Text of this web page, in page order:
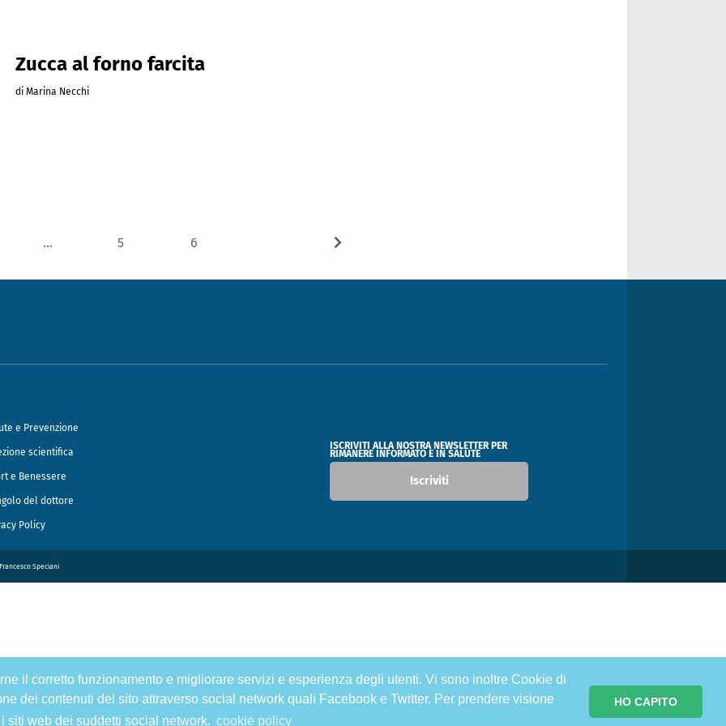
il corretto funzionamento e migliorare servizi e esperienza degli utenti. Vi sono inoltre Cookie di
dei contenuti del sito attraverso social network quali Facebook e Twitter. Per prendere visione
web dei suddetti social network. cookie policy
HO CAPITO
Zucca al forno farcita
di Marina Necchi
… 5 6
e Prevenzione
scientifica
e Benessere
del dottore
Policy
ISCRIVITI ALLA NOSTRA NEWSLETTER PER
RIMANERE INFORMATO E IN SALUTE
Iscriviti
Speciani